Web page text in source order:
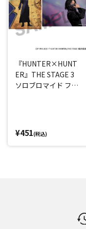
『HUNTER×HUNT
ER』THE STAGE 3
ソロブロマイド フェ
¥451(税込)